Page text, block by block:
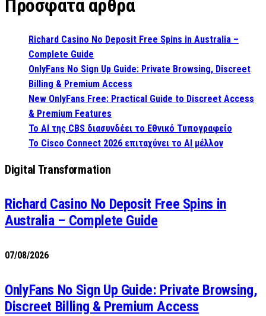
Πρόσφατα άρθρα
Richard Casino No Deposit Free Spins in Australia –
Complete Guide
OnlyFans No Sign Up Guide: Private Browsing, Discreet
Billing & Premium Access
New OnlyFans Free: Practical Guide to Discreet Access
& Premium Features
Το AI της CBS διασυνδέει το Εθνικό Τυπογραφείο
Το Cisco Connect 2026 επιταχύνει το AI μέλλον
Digital Transformation
Richard Casino No Deposit Free Spins in
Australia – Complete Guide
07/08/2026
OnlyFans No Sign Up Guide: Private Browsing,
Discreet Billing & Premium Access